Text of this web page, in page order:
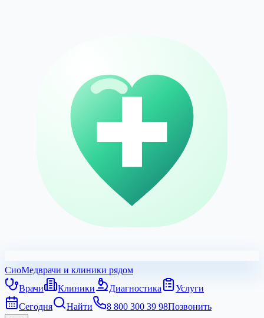
СиоМедврачи и клиники рядом
Врачи
Клиники Диагностика
Услуги
Сегодня
Найти 8 800 300 39 98Позвонить